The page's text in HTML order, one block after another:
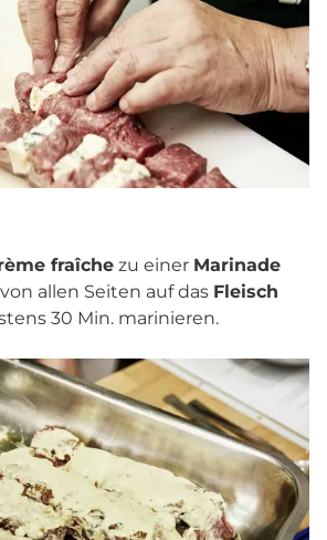
fraîche zu einer Marinade
allen Seiten auf das Fleisch
30 Min. marinieren.